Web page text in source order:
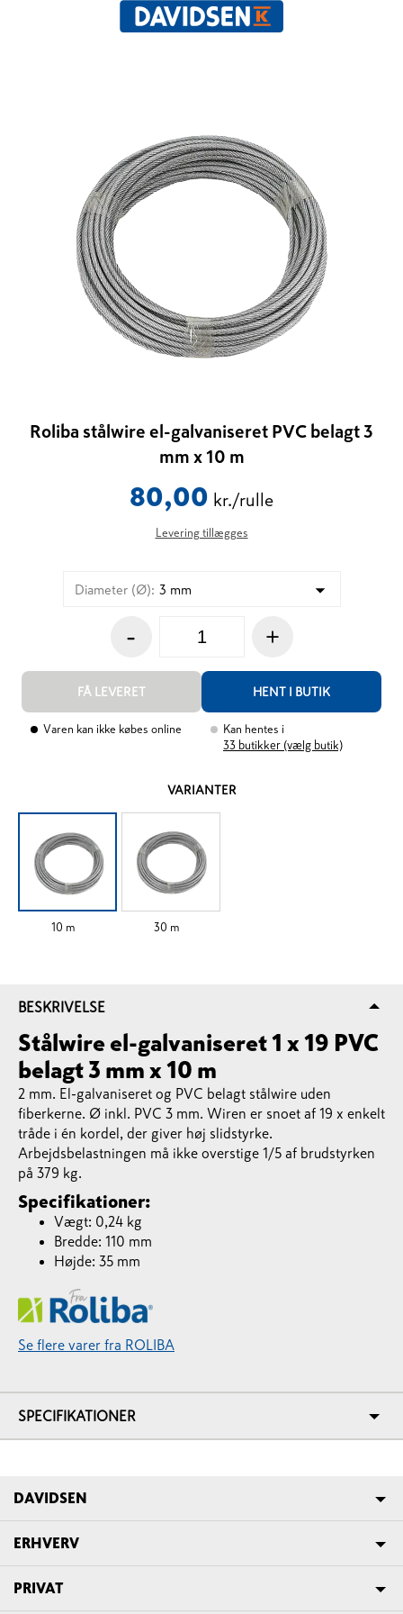
Roliba stålwire el-galvaniseret PVC belagt 3
mm x 10 m
80,00 kr./rulle
Levering tillægges
Diameter (Ø): 3 mm
- +
FÅ LEVERET HENT I BUTIK
Varen kan ikke købes online
Kan hentes i
33 butikker (vælg butik)
VARIANTER
10 m 30 m
BESKRIVELSE
Stålwire el-galvaniseret 1 x 19 PVC
belagt 3 mm x 10 m
2 mm. El-galvaniseret og PVC belagt stålwire uden
fiberkerne. Ø inkl. PVC 3 mm. Wiren er snoet af 19 x enkelt
tråde i én kordel, der giver høj slidstyrke.
Arbejdsbelastningen må ikke overstige 1/5 af brudstyrken
på 379 kg.
Specifikationer:
Vægt: 0,24 kg
Bredde: 110 mm
Højde: 35 mm
Se flere varer fra ROLIBA
SPECIFIKATIONER
DAVIDSEN
ERHVERV
PRIVAT